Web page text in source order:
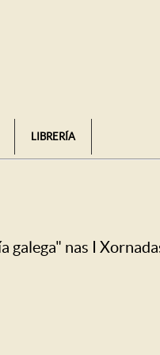
LIBRERÍA
nas I